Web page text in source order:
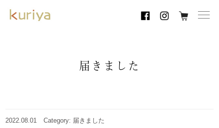
届きました
2022.08.01 Category: 届きました